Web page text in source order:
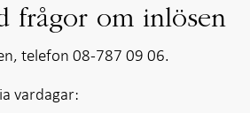
frågor om inlösen
telefon 08-787 09 06.
vardagar: